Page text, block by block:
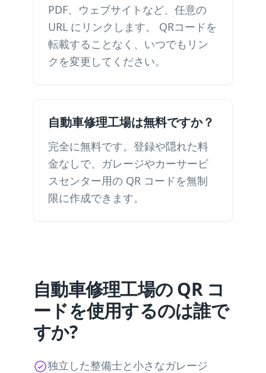
PDF、ウェブサイトなど、任意の
URL にリンクします。 QRコードを
転載することなく、いつでもリン
クを変更してください。
自動車修理工場は無料ですか？
完全に無料です。登録や隠れた料
金なしで、ガレージやカーサービ
スセンター用の QR コードを無制
限に作成できます。
自動車修理工場の QR コ
ードを使用するのは誰で
すか?
独立した整備士と小さなガレージ